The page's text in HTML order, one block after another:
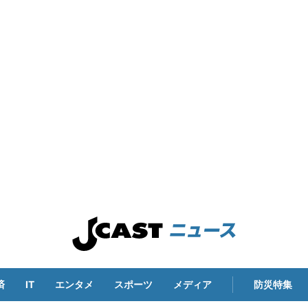
IT エンタメ スポーツ メディア 防災特集